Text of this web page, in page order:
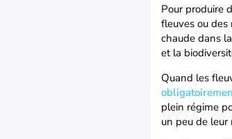
Pour produire
fleuves ou des
chaude dans
et la
Quand les
plein régime
un peu de leur